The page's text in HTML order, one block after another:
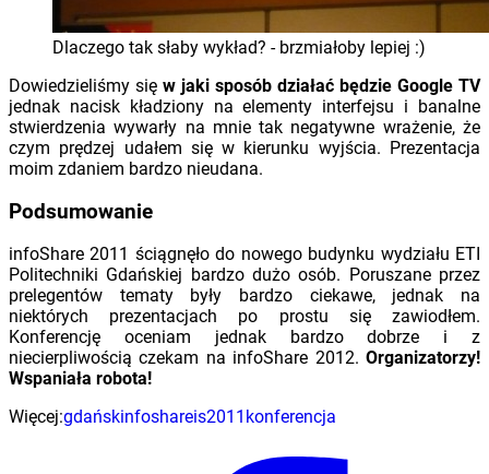
Dlaczego tak słaby wykład? - brzmiałoby lepiej :)
Dowiedzieliśmy się w jaki sposób działać będzie Google TV
jednak nacisk kładziony na elementy interfejsu i banalne
stwierdzenia wywarły na mnie tak negatywne wrażenie, że
czym prędzej udałem się w kierunku wyjścia. Prezentacja
moim zdaniem bardzo nieudana.
Podsumowanie
infoShare 2011 ściągnęło do nowego budynku wydziału ETI
Politechniki Gdańskiej bardzo dużo osób. Poruszane przez
prelegentów tematy były bardzo ciekawe, jednak na
niektórych prezentacjach po prostu się zawiodłem.
Konferencję oceniam jednak bardzo dobrze i z
niecierpliwością czekam na infoShare 2012. Organizatorzy!
Wspaniała robota!
Więcej:gdańskinfoshareis2011 konferencja